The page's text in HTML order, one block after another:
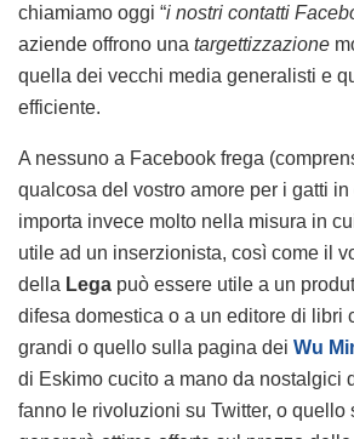
chiamiamo oggi “i nostri contatti
aziende offrono una targettizzazione
quella dei vecchi media generalisti e
efficiente.
A nessuno a Facebook frega
qualcosa del vostro amore per i gatti in
importa invece molto nella misura in
utile ad un inserzionista, così come il
della Lega può essere utile a un
difesa domestica o a un editore di libri
grandi o quello sulla pagina dei Wu
di Eskimo cucito a mano da nostalgici
fanno le rivoluzioni su Twitter, o quello